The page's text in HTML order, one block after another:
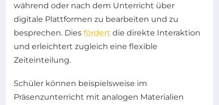
während oder nach dem Unterricht über
digitale Plattformen zu bearbeiten und zu
besprechen. Dies fördert die direkte Interaktion
und erleichtert zugleich eine flexible
Zeiteinteilung.
Schüler können beispielsweise im
Präsenzunterricht mit analogen Materialien